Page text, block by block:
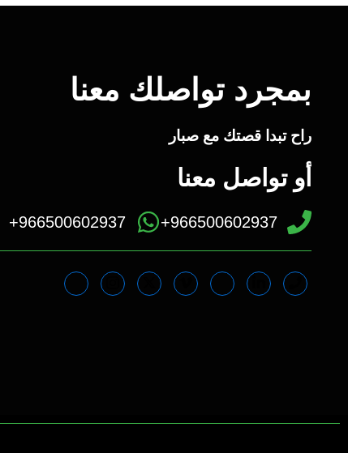
بمجرد تواصلك معنا
راح تبدا قصتك مع صبار
أو تواصل معنا
966500602937+
966500602937+